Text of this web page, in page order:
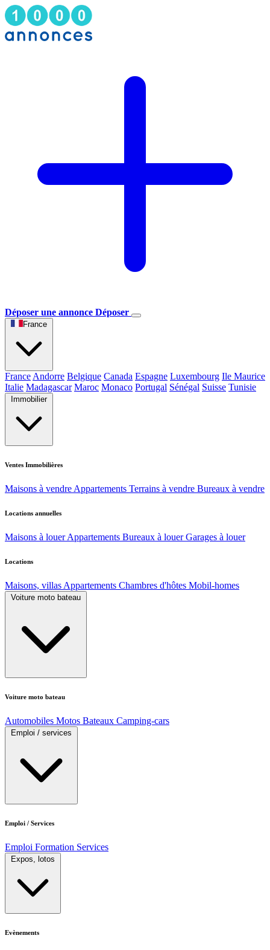
Déposer une annonce Déposer
France
France Andorre Belgique Canada Espagne Luxembourg Ile Maurice
Italie Madagascar Maroc Monaco Portugal Sénégal Suisse Tunisie
Immobilier
Ventes Immobilières
Maisons à vendre Appartements Terrains à vendre Bureaux à vendre
Locations annuelles
Maisons à louer Appartements Bureaux à louer Garages à louer
Locations
Maisons, villas Appartements Chambres d'hôtes Mobil-homes
Voiture moto bateau
Voiture moto bateau
Automobiles Motos Bateaux Camping-cars
Emploi / services
Emploi / Services
Emploi Formation Services
Expos, lotos
Evènements